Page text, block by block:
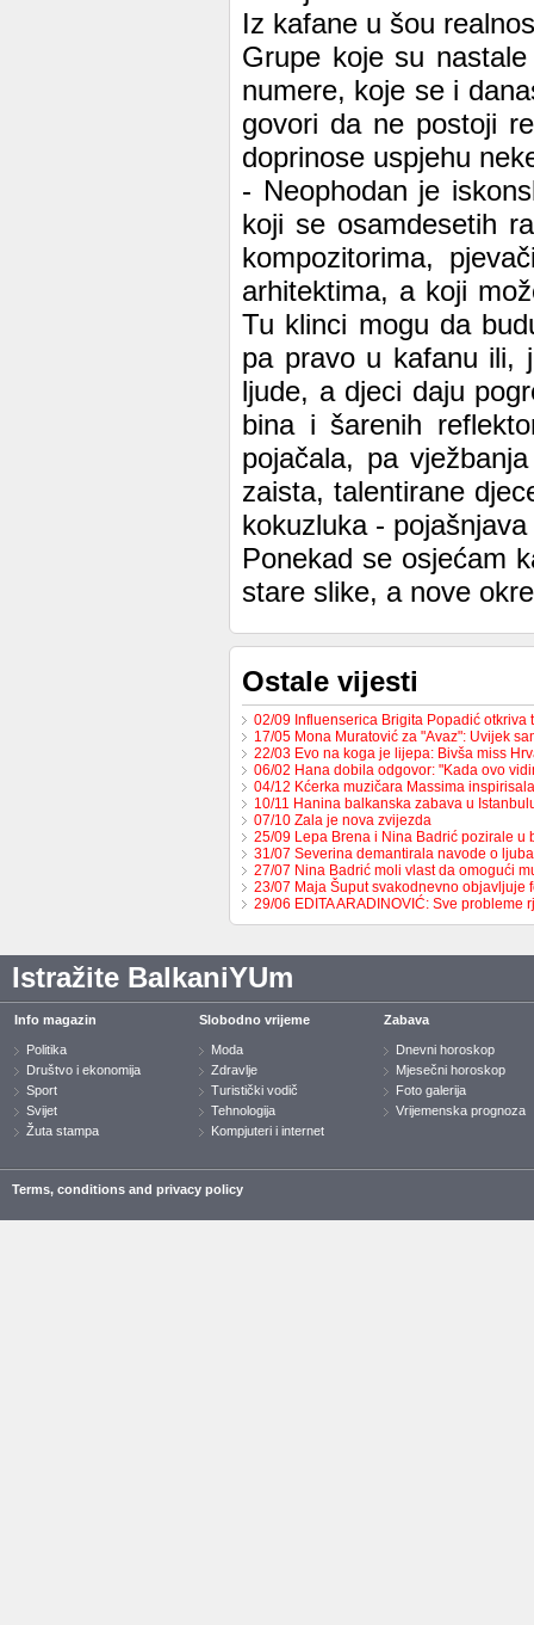
Iz kafane u šou
Grupe koje su
numere, koje se i
govori da ne postoji
doprinose uspjehu
- Neophodan je
koji se osamdesetih
kompozitorima,
arhitektima, a koji
Tu klinci mogu da
pa pravo u kafanu ili,
ljude, a djeci daju
bina i šarenih
pojačala, pa
zaista, talentirane
kokuzluka -
Ponekad se osjećam
stare slike, a nove
Ostale vijesti
02/09 Influenserica Brigita Popadić
17/05 Mona Muratović za "Avaz": Uvijek
22/03 Evo na koga je lijepa: Bivša miss
06/02 Hana dobila odgovor: "Kada ovo
04/12 Kćerka muzičara Massima
10/11 Hanina balkanska zabava u
07/10 Zala je nova zvijezda
25/09 Lepa Brena i Nina Badrić pozirale u
31/07 Severina demantirala navode o
27/07 Nina Badrić moli vlast da omogući
23/07 Maja Šuput svakodnevno objavljuje
29/06 EDITA ARADINOVIĆ: Sve
Istražite BalkaniYUm
Info magazin
Politika
Društvo i ekonomija
Sport
Svijet
Žuta stampa
Slobodno vrijeme
Moda
Zdravlje
Turistički vodič
Tehnologija
Kompjuteri i internet
Zabava
Dnevni horoskop
Mjesečni horoskop
Foto galerija
Vrijemenska prognoza
Terms, conditions and privacy policy